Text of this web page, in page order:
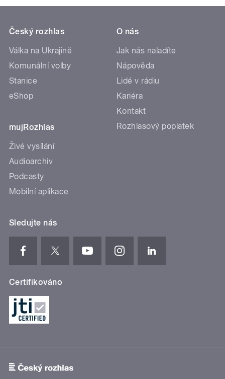
Český rozhlas
Válka na Ukrajině
Komunální volby
Stanice
eShop
mujRozhlas
Živé vysílání
Audioarchiv
Podcasty
Mobilní aplikace
O nás
Jak nás naladíte
Nápověda
Lidé v rádiu
Kariéra
Kontakt
Rozhlasový poplatek
Sledujte nás
Certifikováno